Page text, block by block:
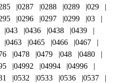
0287 0288 0289
029
0296 0297 0299
03
043 0436 0438
0439
0463 0465 0466
0467
0478 0479 048
0480
04992 04994
04996
0532 0533 0536
0537